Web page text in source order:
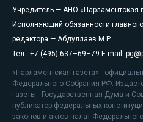
Учредитель — АНО «Парламентская
Исполняющий обязанности главного
редактора — Абдуллаев М.Р.
Тел.: +7 (495) 637–69–79 E-mail:
«Парламентская газета» -
Федерального Собрания РФ.
газеты - Государственная Дума и
публикатор федеральных
законов и актов палат